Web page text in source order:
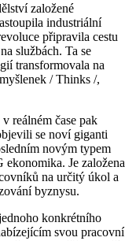
založené
industriální
připravila cestu
službách. Ta se
transformovala na
/ Thinks /,
reálném čase pak
se noví giganti
novým typem
Je založena
na určitý úkol a
byznysu.
konkrétního
svou pracovní